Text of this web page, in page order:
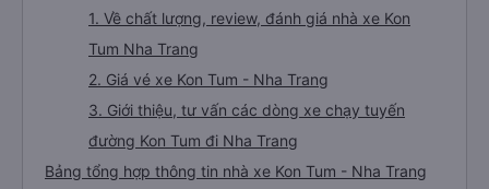
1. Về chất lượng, review, đánh giá nhà xe Kon
Tum Nha Trang
2. Giá vé xe Kon Tum - Nha Trang
3. Giới thiệu, tư vấn các dòng xe chạy tuyến
đường Kon Tum đi Nha Trang
Bảng tổng hợp thông tin nhà xe Kon Tum - Nha Trang